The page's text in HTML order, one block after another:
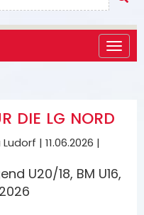
DIE LG NORD
Ludorf | 11.06.2026 |
U20/18, BM U16,